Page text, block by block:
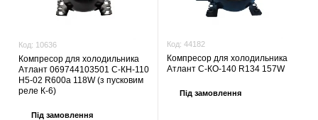
Код: 10636
Компресор для холодильника
Атлант 069744103501 С-КН-110
Н5-02 R600a 118W (з пусковим
реле К-6)
Під замовлення
Код: 44182
Компресор для холодильника
Атлант С-КО-140 R134 157W
Під замовлення